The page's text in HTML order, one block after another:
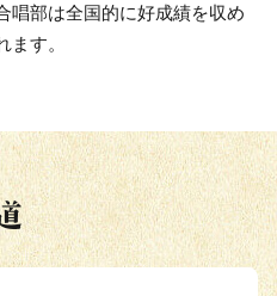
唱部は全国的に好成績を収め
す。